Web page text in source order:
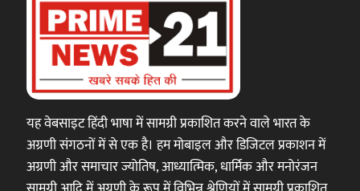
यह वेबसाइट हिंदी भाषा में सामग्री प्रकाशित करने वाले भारत के
अग्रणी संगठनों में से एक है। हम मोबाइल और डिजिटल प्रकाशन में
अग्रणी और समाचार ज्योतिष, आध्यात्मिक, धार्मिक और मनोरंजन